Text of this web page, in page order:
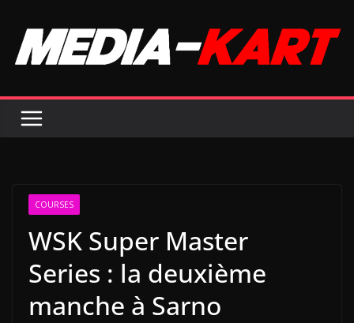
contenu
COURSES
WSK Super Master
Series : la deuxième
manche à Sarno